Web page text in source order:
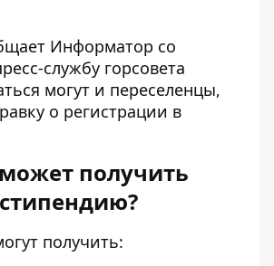
Информатор со
службу горсовета
могут и переселенцы,
о регистрации в
получить
стипендию?
получить: